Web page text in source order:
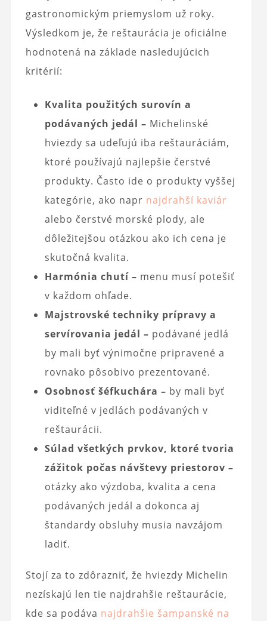
gastronomickým priemyslom už roky.
Výsledkom je, že reštaurácia je oficiálne
hodnotená na základe nasledujúcich
kritérií:
Kvalita použitých surovín a
podávaných jedál – Michelinské
hviezdy sa udeľujú iba reštauráciám,
ktoré používajú najlepšie čerstvé
produkty. Často ide o produkty vyššej
kategórie, ako napr najdrahší kaviár
alebo čerstvé morské plody, ale
dôležitejšou otázkou ako ich cena je
skutočná kvalita.
Harmónia chutí – menu musí potešiť
v každom ohľade.
Majstrovské techniky prípravy a
servírovania jedál – podávané jedlá
by mali byť výnimočne pripravené a
rovnako pôsobivo prezentované.
Osobnosť šéfkuchára – by mali byť
viditeľné v jedlách podávaných v
reštaurácii.
Súlad všetkých prvkov, ktoré tvoria
zážitok počas návštevy priestorov –
otázky ako výzdoba, kvalita a cena
podávaných jedál a dokonca aj
štandardy obsluhy musia navzájom
ladiť.
Stojí za to zdôrazniť, že hviezdy Michelin
nezískajú len tie najdrahšie reštaurácie,
kde sa podáva najdrahšie šampanské na